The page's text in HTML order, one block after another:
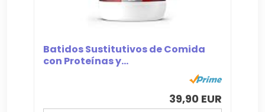
Batidos Sustitutivos de Comida
con Proteínas y...
39,90 EUR